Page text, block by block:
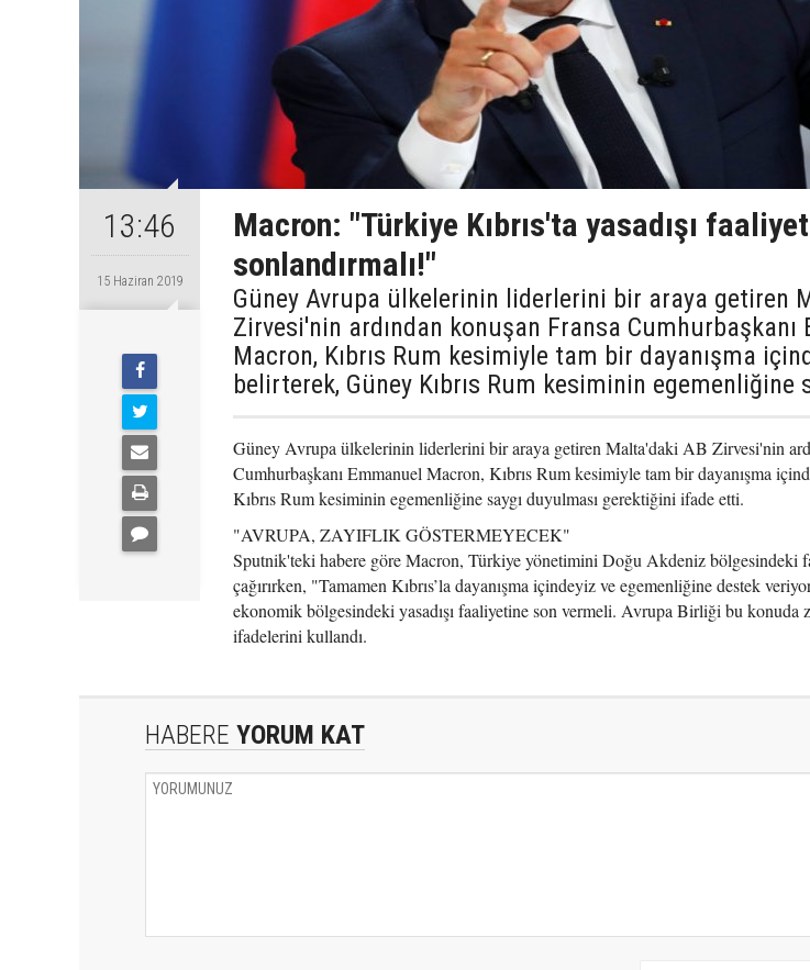
13:46
15 Haziran 2019
Macron: "Türkiye Kıbrıs'ta yasadışı
sonlandırmalı!"
Güney Avrupa ülkelerinin liderlerini bir araya getiren
Zirvesi'nin ardından konuşan Fransa Cumhurbaşkanı
Macron, Kıbrıs Rum kesimiyle tam bir dayanışma
belirterek, Güney Kıbrıs Rum kesiminin egemenliğine
Güney Avrupa ülkelerinin liderlerini bir araya getiren Malta'daki AB Zirvesi'nin
Cumhurbaşkanı Emmanuel Macron, Kıbrıs Rum kesimiyle tam bir dayanışma
Kıbrıs Rum kesiminin egemenliğine saygı duyulması gerektiğini ifade etti.
"AVRUPA, ZAYIFLIK GÖSTERMEYECEK"
Sputnik'teki habere göre Macron, Türkiye yönetimini Doğu Akdeniz bölgesindeki
çağırırken, "Tamamen Kıbrıs’la dayanışma içindeyiz ve egemenliğine destek
ekonomik bölgesindeki yasadışı faaliyetine son vermeli. Avrupa Birliği bu konuda
ifadelerini kullandı.
HABERE YORUM KAT